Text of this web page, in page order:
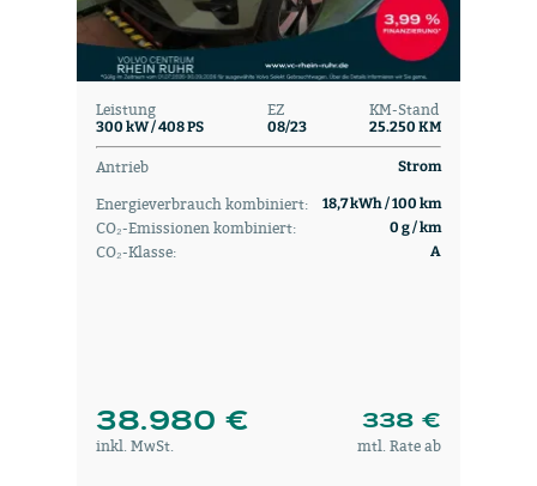
Leistung
300 kW / 408 PS
EZ
08/23
KM-Stand
25.250 KM
Antrieb Strom
Energieverbrauch kombiniert: 18,7 kWh / 100 km
CO₂-Emissionen kombiniert: 0 g / km
CO₂-Klasse: A
38.980 € 338 €
inkl. MwSt. mtl. Rate ab